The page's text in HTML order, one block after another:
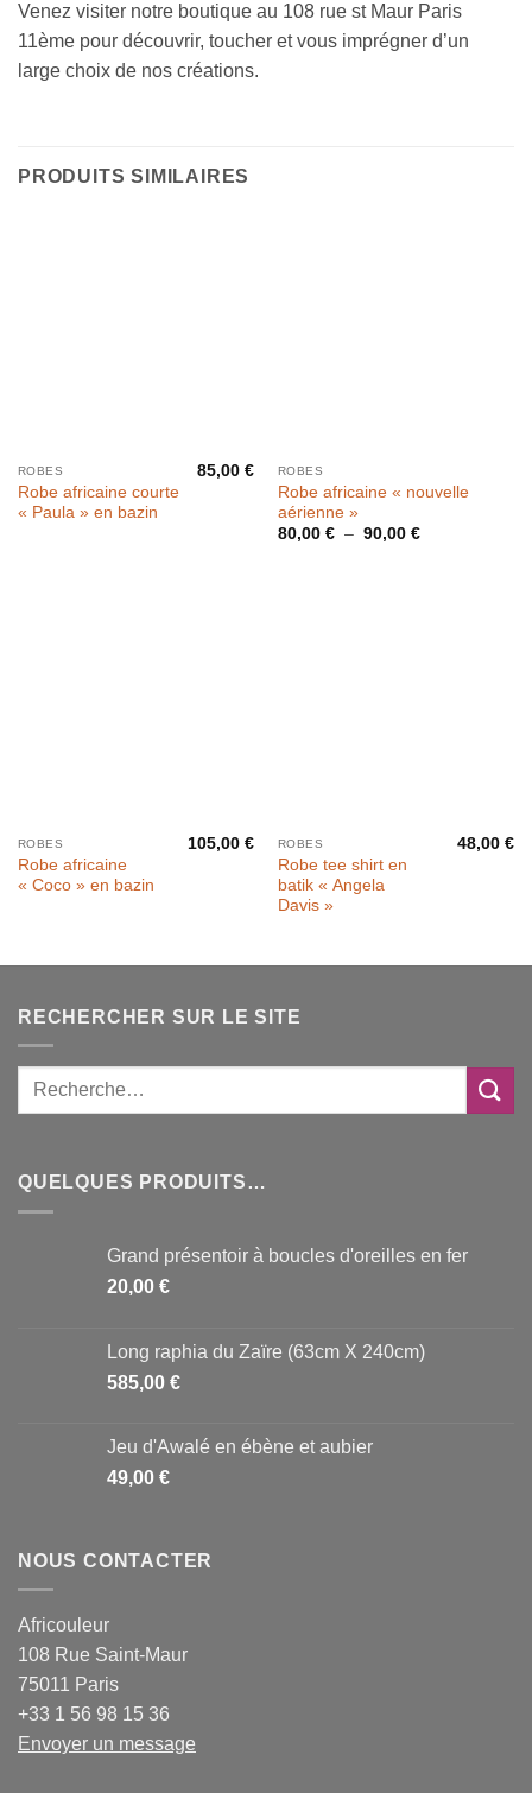
Venez visiter notre boutique au 108 rue st Maur Paris
11ème pour découvrir, toucher et vous imprégner d’un
large choix de nos créations.
PRODUITS SIMILAIRES
ROBES
Robe africaine courte
« Paula » en bazin
85,00€ ROBES
Robe africaine « nouvelle
aérienne »
80,00 € – 90,00 €Plage
ROBES
Robe africaine
« Coco » en bazin
105,00€ ROBES
Robe tee shirt en
batik « Angela
Davis »
48,00€
RECHERCHER SUR LE SITE
QUELQUES PRODUITS…
Grand présentoir à boucles d'oreilles en fer
20,00 €
Long raphia du Zaïre (63cm X 240cm)
585,00 €
Jeu d'Awalé en ébène et aubier
49,00 €
NOUS CONTACTER
Africouleur
108 Rue Saint-Maur
75011 Paris
+33 1 56 98 15 36
Envoyer un message